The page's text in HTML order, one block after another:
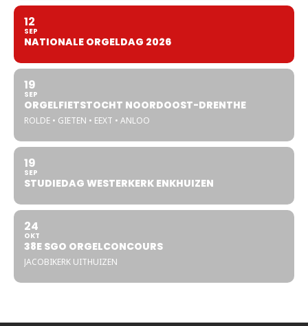
12
SEP
NATIONALE ORGELDAG 2026
19
SEP
ORGELFIETSTOCHT NOORDOOST-DRENTHE
ROLDE • GIETEN • EEXT • ANLOO
19
SEP
STUDIEDAG WESTERKERK ENKHUIZEN
24
OKT
38E SGO ORGELCONCOURS
JACOBIKERK UITHUIZEN